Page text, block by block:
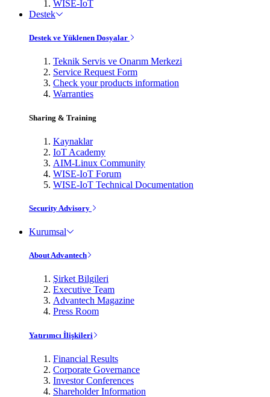
WISE-IoT
Destek
Destek ve Yüklenen Dosyalar
Teknik Servis ve Onarım Merkezi
Service Request Form
Check your products information
Warranties
Sharing & Training
Kaynaklar
IoT Academy
AIM-Linux Community
WISE-IoT Forum
WISE-IoT Technical Documentation
Security Advisory
Kurumsal
About Advantech
Şirket Bilgileri
Executive Team
Advantech Magazine
Press Room
Yatırımcı İlişkileri
Financial Results
Corporate Governance
Investor Conferences
Shareholder Information